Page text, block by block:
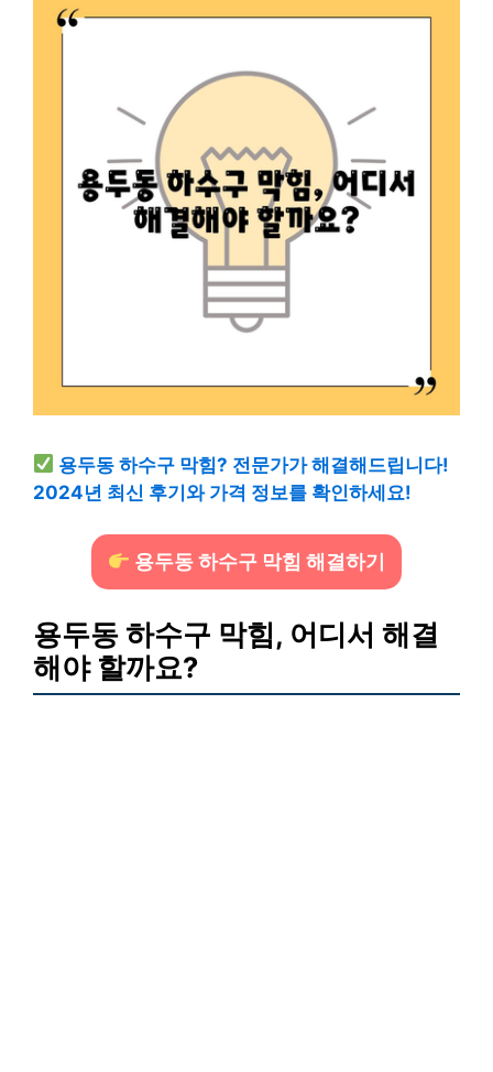
용두동 하수구 막힘? 전문가가 해결해드립니다!
2024년 최신 후기와 가격 정보를 확인하세요!
용두동 하수구 막힘 해결하기
용두동 하수구 막힘, 어디서 해결
해야 할까요?